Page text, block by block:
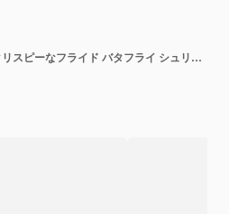
グレーのお皿に乗ったクリスピーなフライド バタフライ シュリンプ